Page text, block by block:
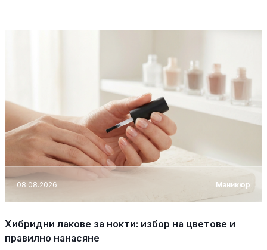
08.08.2026 Маникюр
Хибридни лакове за нокти: избор на цветове и
правилно нанасяне